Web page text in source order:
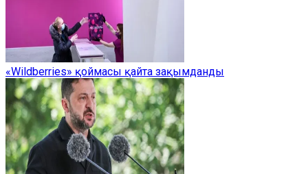
«Wildberries» қоймасы қайта зақымданды